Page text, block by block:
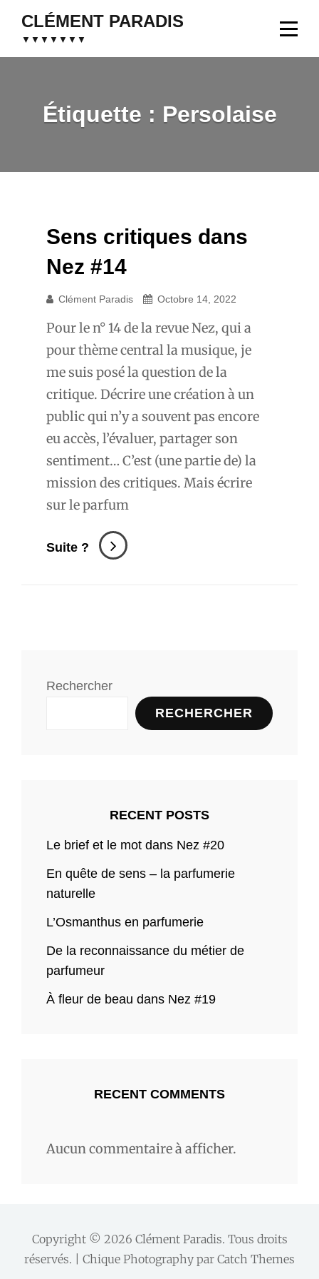
contenu
CLÉMENT PARADIS
▼▼▼▼▼▼▼
Étiquette : Persolaise
Sens critiques dans
Nez #14
Clément Paradis Octobre 14, 2022
Pour le n° 14 de la revue Nez, qui a
pour thème central la musique, je
me suis posé la question de la
critique. Décrire une création à un
public qui n’y a souvent pas encore
eu accès, l’évaluer, partager son
sentiment… C’est (une partie de) la
mission des critiques. Mais écrire
sur le parfum
Suite ? Sens
Critiques
Rechercher
RECHERCHER
RECENT POSTS
Le brief et le mot dans Nez #20
En quête de sens – la parfumerie
naturelle
L’Osmanthus en parfumerie
De la reconnaissance du métier de
parfumeur
À fleur de beau dans Nez #19
RECENT COMMENTS
Aucun commentaire à afficher.
Copyright © 2026 Clément Paradis. Tous droits
réservés. | Chique Photography par Catch Themes